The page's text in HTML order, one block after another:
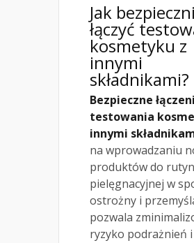
Jak
łączyć
kosmetyku z
innymi
składnikami?
Bezpieczne
testowania
innymi
na wprowadzaniu
produktów do
pielęgnacyjnej w
ostrożny i
pozwala
ryzyko podrażnień